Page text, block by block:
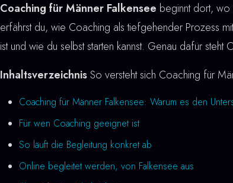
Coaching für Männer Falkensee beginnt dort,
erfährst du, wie Coaching als tiefgehender Prozess
ist und wie du selbst starten kannst. Genau dafür steht
InhaltsverzeichnisSo versteht sich Coaching für
Coaching für Männer Falkensee: Warum es den
Für wen Coaching geeignet ist
So läuft die Begleitung konkret ab
Online begleitet werden, von Falkensee aus